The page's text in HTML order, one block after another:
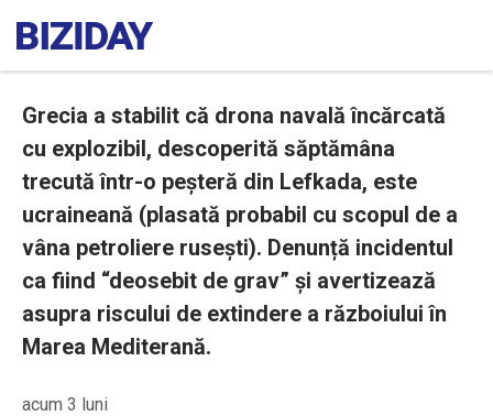
Grecia a stabilit că drona navală încărcată
cu explozibil, descoperită săptămâna
trecută într-o peșteră din Lefkada, este
ucraineană (plasată probabil cu scopul de a
vâna petroliere rusești). Denunță incidentul
ca fiind “deosebit de grav” și avertizează
asupra riscului de extindere a războiului în
Marea Mediterană.
acum 3 luni